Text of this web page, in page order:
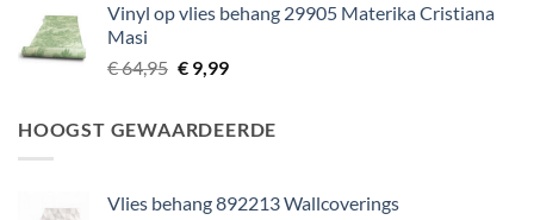
was:
is:
Vinyl op vlies behang 29905 Materika Cristiana
Masi
€64,95 Oorspronkelijke
€ 64,95.
€9,99Huidige
€ 9,99.
HOOGST GEWAARDEERDE
Vlies behang 892213 Wallcoverings